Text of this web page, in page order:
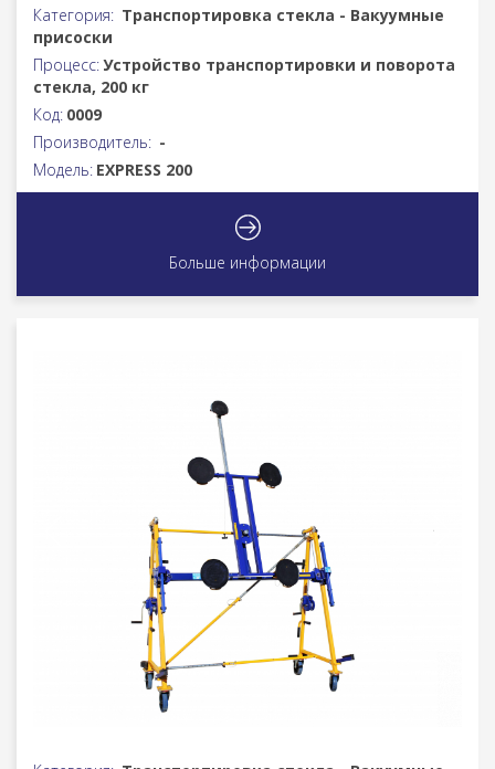
Категория: Транспортировка стекла - Вакуумные
присоски
Процесс:Устройство транспортировки и поворота
стекла, 200 кг
Код: 0009
Производитель: -
Модель: EXPRESS 200
Больше информации